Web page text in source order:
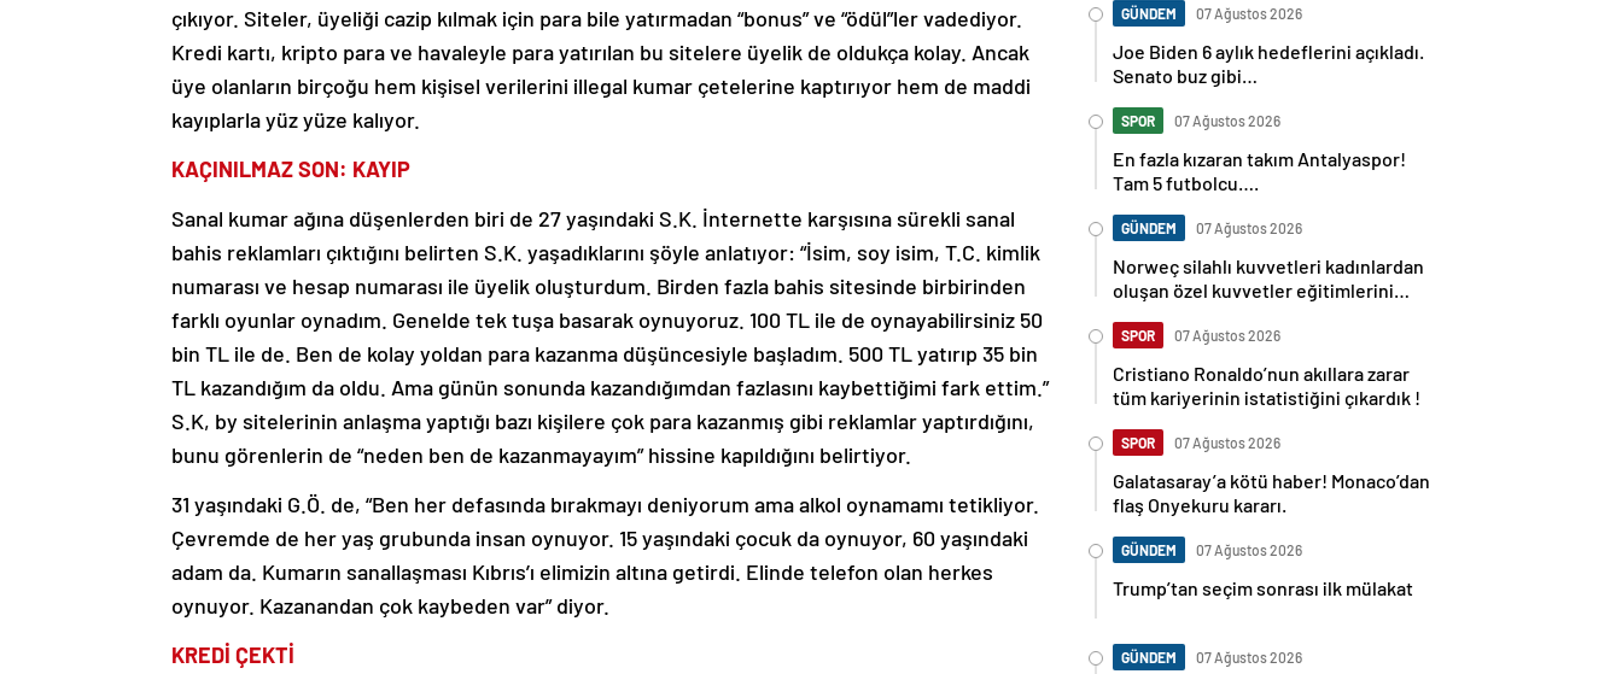
çıkıyor. Siteler, üyeliği cazip kılmak için para bile yatırmadan “bonus” ve “ödül”ler vadediyor.
Kredi kartı, kripto para ve havaleyle para yatırılan bu sitelere üyelik de oldukça kolay. Ancak
üye olanların birçoğu hem kişisel verilerini illegal kumar çetelerine kaptırıyor hem de maddi
kayıplarla yüz yüze kalıyor.
KAÇINILMAZ SON: KAYIP
Sanal kumar ağına düşenlerden biri de 27 yaşındaki S.K. İnternette karşısına sürekli sanal
bahis reklamları çıktığını belirten S.K. yaşadıklarını şöyle anlatıyor: “İsim, soy isim, T.C. kimlik
numarası ve hesap numarası ile üyelik oluşturdum. Birden fazla bahis sitesinde birbirinden
farklı oyunlar oynadım. Genelde tek tuşa basarak oynuyoruz. 100 TL ile de oynayabilirsiniz 50
bin TL ile de. Ben de kolay yoldan para kazanma düşüncesiyle başladım. 500 TL yatırıp 35 bin
TL kazandığım da oldu. Ama günün sonunda kazandığımdan fazlasını kaybettiğimi fark ettim.”
S.K, by sitelerinin anlaşma yaptığı bazı kişilere çok para kazanmış gibi reklamlar yaptırdığını,
bunu görenlerin de “neden ben de kazanmayayım” hissine kapıldığını belirtiyor.
31 yaşındaki G.Ö. de, “Ben her defasında bırakmayı deniyorum ama alkol oynamamı tetikliyor.
Çevremde de her yaş grubunda insan oynuyor. 15 yaşındaki çocuk da oynuyor, 60 yaşındaki
adam da. Kumarın sanallaşması Kıbrıs’ı elimizin altına getirdi. Elinde telefon olan herkes
oynuyor. Kazanandan çok kaybeden var” diyor.
KREDİ ÇEKTİ
GÜNDEM 07 Ağustos 2026
Joe Biden 6 aylık hedeflerini açıkladı.
Senato buz gibi…
SPOR 07 Ağustos 2026
En fazla kızaran takım Antalyaspor!
Tam 5 futbolcu….
GÜNDEM 07 Ağustos 2026
Norweç silahlı kuvvetleri kadınlardan
oluşan özel kuvvetler eğitimlerini
SPOR 07 Ağustos 2026
Cristiano Ronaldo’nun akıllara zarar
tüm kariyerinin istatistiğini çıkardık !
SPOR 07 Ağustos 2026
Galatasaray’a kötü haber! Monaco’dan
flaş Onyekuru kararı.
GÜNDEM 07 Ağustos 2026
Trump’tan seçim sonrası ilk mülakat
GÜNDEM 07 Ağustos 2026